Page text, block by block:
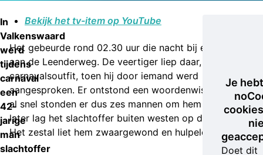
Tip doorgeven
Volg ons
In
Valkenswaard
werd
tijdens
carnaval
een
42-
jarige
man
slachtoffer
Bekijk het tv-item op YouTube
Het gebeurde rond 02.30 uur die nacht bij een perkje
aan de Leenderweg. De veertiger liep daar, nog in zijn
carnavalsoutfit, toen hij door iemand werd
aangesproken. Er ontstond een woordenwisseling en
al snel stonden er dus zes mannen om hem heen. Even
later lag het slachtoffer buiten westen op de rijbaan.
Het zestal liet hem zwaargewond en hulpeloos achter.
Je
Doet dit